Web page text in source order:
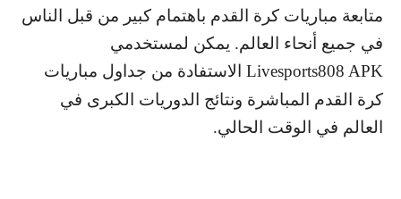
متابعة مباريات كرة القدم باهتمام كبير من قبل الناس
في جميع أنحاء العالم. يمكن لمستخدمي
Livesports808 APK الاستفادة من جداول مباريات
كرة القدم المباشرة ونتائج الدوريات الكبرى في
العالم في الوقت الحالي.